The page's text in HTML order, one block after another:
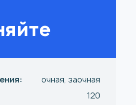
очная, заочная
120